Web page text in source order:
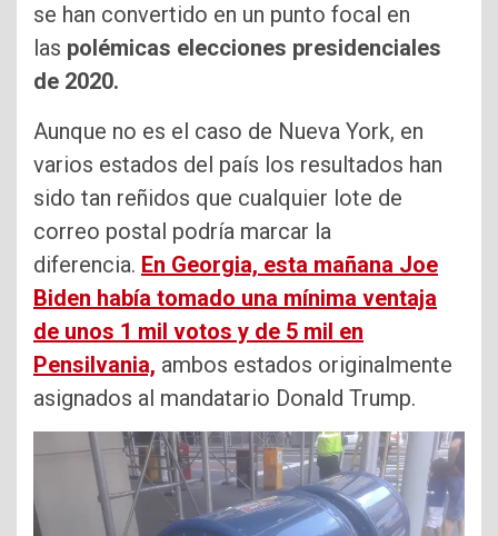
se han convertido en un punto focal en
las polémicas elecciones presidenciales
de 2020.
Aunque no es el caso de Nueva York, en
varios estados del país los resultados han
sido tan reñidos que cualquier lote de
correo postal podría marcar la
diferencia. En Georgia, esta mañana Joe
Biden había tomado una mínima ventaja
de unos 1 mil votos y de 5 mil en
Pensilvania, ambos estados originalmente
asignados al mandatario Donald Trump.